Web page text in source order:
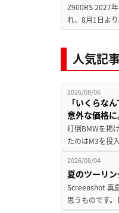
Z900RS 2027
れ、8月1日よ
人気記
2026/08/06
「いくらな
意外な価格
打倒BMWを掲
たのはM3を投
2026/08/04
夏のツーリ
Screenshot 真
思うものです